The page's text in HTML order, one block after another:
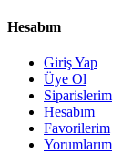
Hesabım
Giriş Yap
Üye Ol
Siparislerim
Hesabım
Favorilerim
Yorumlarım